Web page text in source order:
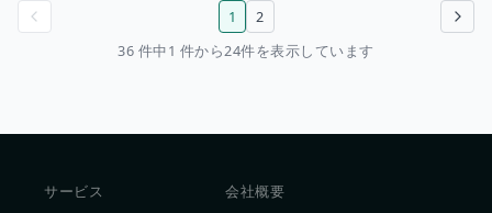
次のページ
1
2
36 件中1 件から24件を表示しています
サービス 会社概要